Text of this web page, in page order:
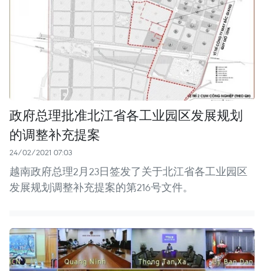
政府总理批准北江省各工业园区发展规划
的调整补充提案
24/02/2021 07:03
越南政府总理2月23日签发了关于北江省各工业园区
发展规划调整补充提案的第216号文件。